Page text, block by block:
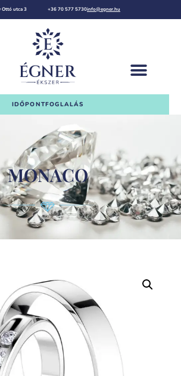
Ottó utca 3 +36 70 577 5730info@egner.hu
IDŐPONTFOGLALÁS
MONACO